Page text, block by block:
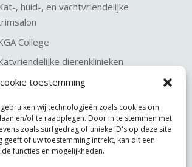
toestemming
wij technologieën zoals cookies om
en/of te raadplegen. Door in te stemmen met
zoals surfgedrag of unieke ID's op deze site
geeft of uw toestemming intrekt, kan dit een
functies en mogelijkheden.
, huid-, en vachtvriendelijke
College
dierenklinieken
KGA Katteninterieurservice